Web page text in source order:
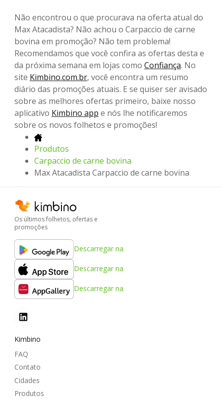
Não encontrou o que procurava na oferta atual do
Max Atacadista? Não achou o Carpaccio de carne
bovina em promoção? Não tem problema!
Recomendamos que você confira as ofertas desta e
da próxima semana em lojas como Confiança. No
site Kimbino.com.br, você encontra um resumo
diário das promoções atuais. E se quiser ser avisado
sobre as melhores ofertas primeiro, baixe nosso
aplicativo Kimbino app e nós lhe notificaremos
sobre os novos folhetos e promoções!
Produtos
Carpaccio de carne bovina
Max Atacadista Carpaccio de carne bovina
Os últimos folhetos, ofertas e
promoções
Descarregar na
Descarregar na
Descarregar na
Kimbino
FAQ
Contato
Cidades
Produtos